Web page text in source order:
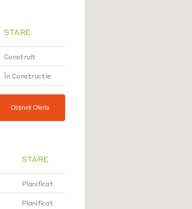
STARE
Construit
În Construcție
Obțineți Oferta
STARE
Planificat
Planificat